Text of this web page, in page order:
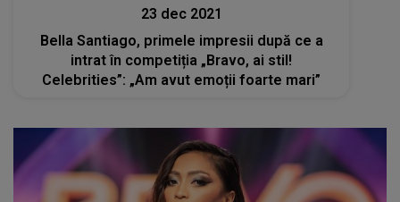
23 dec 2021
Bella Santiago, primele impresii după ce a
intrat în competiția „Bravo, ai stil!
Celebrities”: „Am avut emoții foarte mari”